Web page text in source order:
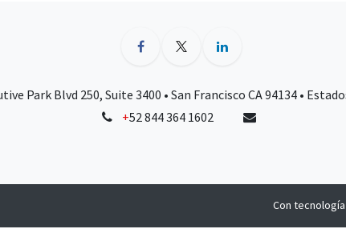
Park Blvd 250, Suite 3400 • San Francisco CA 94134 •
+52 844 364 1602
Con